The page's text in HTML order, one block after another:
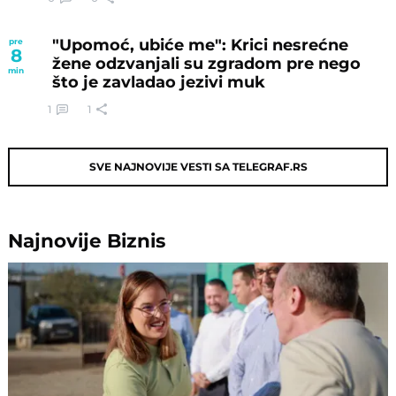
pre
8
min
"Upomoć, ubiće me": Krici nesrećne
žene odzvanjali su zgradom pre nego
što je zavladao jezivi muk
1 1
SVE NAJNOVIJE VESTI SA TELEGRAF.RS
Najnovije Biznis